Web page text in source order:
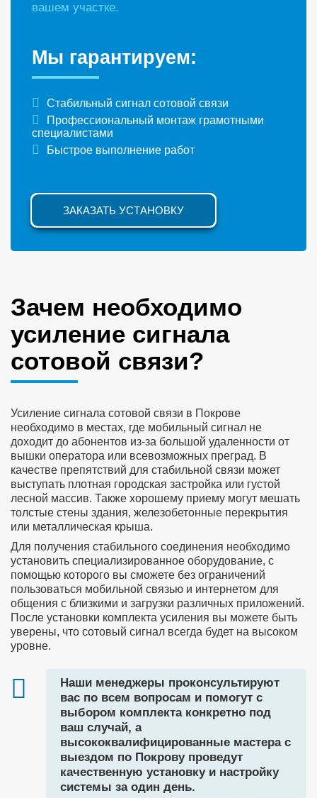
вашем участке.
Мы гарантируем:
Стабильный сигнал сотовой связи
Профессиональный монтаж грамотными
специалистами
Быстрое выполнение работ
ЗАКАЗАТЬ УСТАНОВКУ
Зачем необходимо
усиление сигнала
сотовой связи?
Усиление сигнала сотовой связи в Покрове
необходимо в местах, где мобильный сигнал не
доходит до абонентов из-за большой удаленности от
вышки оператора или всевозможных преград. В
качестве препятствий для стабильной связи может
выступать плотная городская застройка или густой
лесной массив. Также хорошему приему могут мешать
толстые стены здания, железобетонные перекрытия
или металлическая крыша.
Для получения стабильного соединения необходимо
установить специализированное оборудование, с
помощью которого вы сможете без ограничений
пользоваться мобильной связью и интернетом для
общения с близкими и загрузки различных приложений.
После установки комплекта усиления вы можете быть
уверены, что сотовый сигнал всегда будет на высоком
уровне.
Наши менеджеры проконсультируют
вас по всем вопросам и помогут с
выбором комплекта конкретно под
ваш случай, а
высококвалифицированные мастера с
выездом по Покрову проведут
качественную установку и настройку
системы за один день.